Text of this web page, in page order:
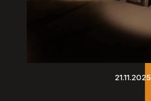
21.11.2025